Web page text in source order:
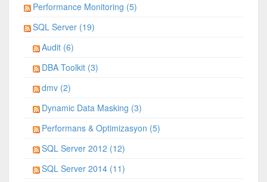
Performance Monitoring (5)
SQL Server (19)
Audit (6)
DBA Toolkit (3)
dmv (2)
Dynamic Data Masking (3)
Performans & Optimizasyon (5)
SQL Server 2012 (12)
SQL Server 2014 (11)